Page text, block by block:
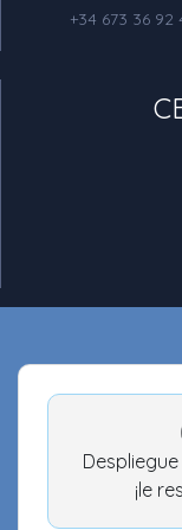
+34 673 36 92
¡le